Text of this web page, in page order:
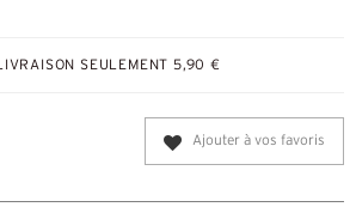
LIVRAISON SEULEMENT 5,90 €
Ajouter à vos favoris